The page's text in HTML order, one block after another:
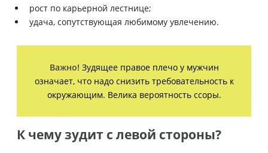
рост по карьерной лестнице;
удача, сопутствующая любимому увлечению.
Важно! Зудящее правое плечо у мужчин
означает, что надо снизить требовательность к
окружающим. Велика вероятность ссоры.
К чему зудит с левой стороны?